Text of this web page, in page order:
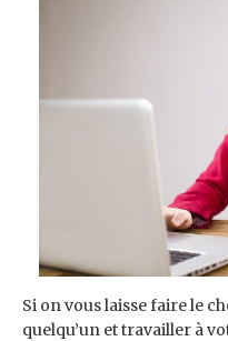
Si on vous laisse faire le
quelqu’un et travailler à